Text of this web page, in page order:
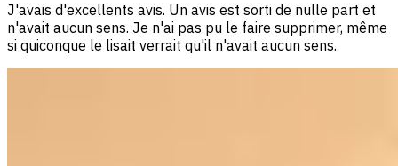
J'avais d'excellents avis. Un avis est sorti de nulle part et
n'avait aucun sens. Je n'ai pas pu le faire supprimer, même
si quiconque le lisait verrait qu'il n'avait aucun sens.